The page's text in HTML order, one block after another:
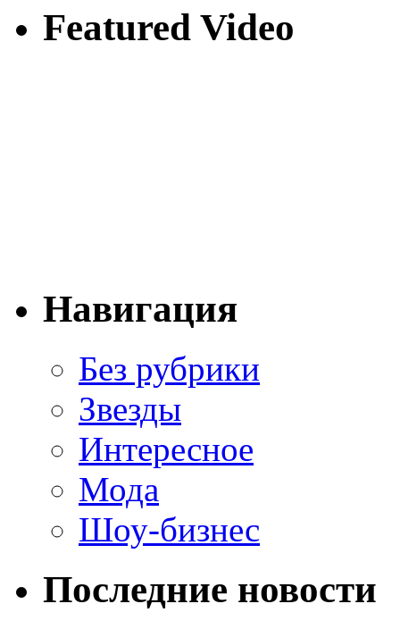
Featured Video
Навигация
Без рубрики
Звезды
Интересное
Мода
Шоу-бизнес
Последние новости